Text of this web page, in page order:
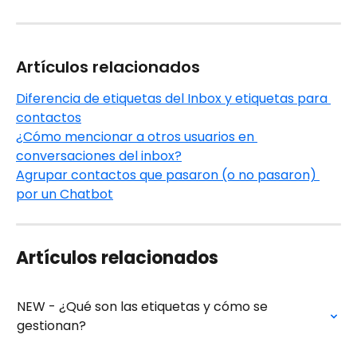
Artículos relacionados
Diferencia de etiquetas del Inbox y etiquetas para
contactos
¿Cómo mencionar a otros usuarios en
conversaciones del inbox?
Agrupar contactos que pasaron (o no pasaron)
por un Chatbot
Artículos relacionados
NEW - ¿Qué son las etiquetas y cómo se
gestionan?